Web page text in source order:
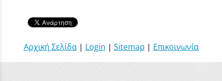
Αρχική Σελίδα| Login | Sitemap | Επικοινωνία